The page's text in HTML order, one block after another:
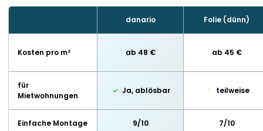
danario Folie (dünn)
Kosten pro m² ab 48 € ab 45 €
für
Mietwohnungen
Ja, ablösbar teilweise
Einfache Montage 9/10 7/10